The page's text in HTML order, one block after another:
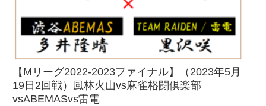
【Mリーグ2022-2023ファイナル】（2023年5月
19日2回戦）風林火山vs麻雀格闘倶楽部
vsABEMASvs雷電